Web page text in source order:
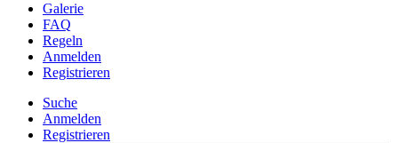
Galerie
FAQ
Regeln
Anmelden
Registrieren
Suche
Anmelden
Registrieren